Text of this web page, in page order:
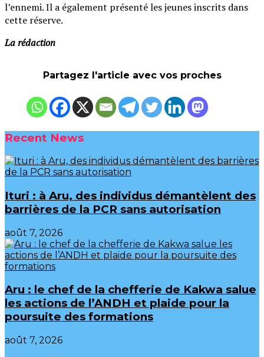
l’ennemi. Il a également présenté les jeunes inscrits dans
cette réserve.
La rédaction
Partagez l'article avec vos proches
Recent News
Ituri : à Aru, des individus démantèlent des
barrières de la PCR sans autorisation
août 7, 2026
Aru : le chef de la chefferie de Kakwa salue
les actions de l’ANDH et plaide pour la
poursuite des formations
août 7, 2026